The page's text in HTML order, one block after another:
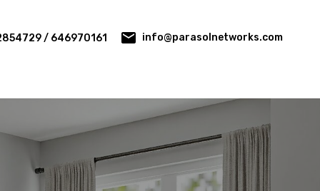
/ 646970161 info@parasolnetworks.com